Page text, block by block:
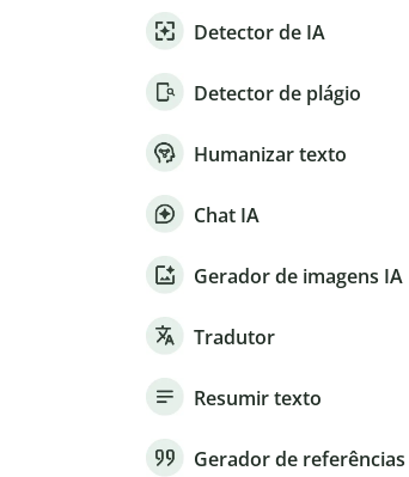
Detector de IA
Detector de plágio
Humanizar texto
Chat IA
Gerador de imagens IA
Tradutor
Resumir texto
Gerador de referências